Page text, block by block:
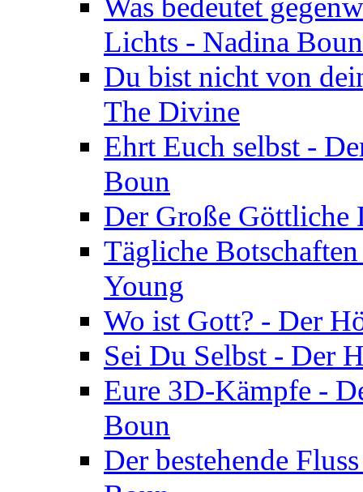
Lichts - Nadina Boun
Du bist nicht von
The Divine
Ehrt Euch selbst -
Boun
Der Große
Tägliche
Young
Wo ist Gott? - Der
Sei Du Selbst - Der
Eure 3D-Kämpfe -
Boun
Der bestehende